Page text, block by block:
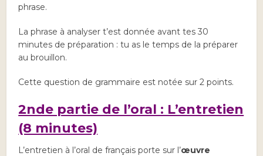
phrase.
La phrase à analyser t’est donnée avant tes 30
minutes de préparation : tu as le temps de la préparer
au brouillon.
Cette question de grammaire est notée sur 2 points.
2nde partie de l’oral : L’entretien
(8 minutes)
L’entretien à l’oral de français porte sur l’œuvre